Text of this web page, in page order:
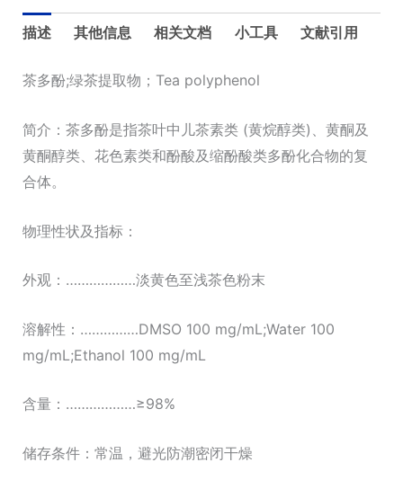
物
量
描述 其他信息 相关文档 小工具 文献引用
茶多酚;绿茶提取物；Tea polyphenol
简介：茶多酚是指茶叶中儿茶素类 (黄烷醇类)、黄酮及
黄酮醇类、花色素类和酚酸及缩酚酸类多酚化合物的复
合体。
物理性状及指标：
外观：………………淡黄色至浅茶色粉末
溶解性：……………DMSO 100 mg/mL;Water 100
mg/mL;Ethanol 100 mg/mL
含量：………………≥98%
储存条件：常温，避光防潮密闭干燥